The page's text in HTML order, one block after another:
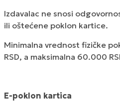
Izdavalac ne snosi
ili oštećene poklon kartice.
Minimalna vrednost fizičke
RSD, a maksimalna 60.000
E-poklon kartica